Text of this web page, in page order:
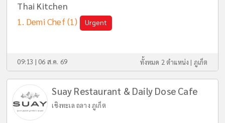
Thai Kitchen
Demi Chef(1) Urgent
09:13 | 06 ส.ค. 69 ทั้งหมด 2 ตำแหน่ง | ภูเก็ต
Suay Restaurant & Daily Dose Cafe
เชิงทะเล ถลาง ภูเก็ต